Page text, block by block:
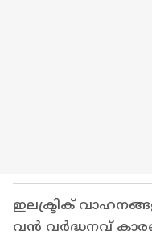
ഇലക്ട്രിക്
വൻ വർദ്ധനവ്